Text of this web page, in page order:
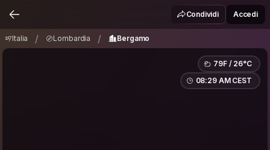
Bergamo Condividi Accedi
Italia / Lombardia / Bergamo
79F / 26°C
08:29 AM CEST